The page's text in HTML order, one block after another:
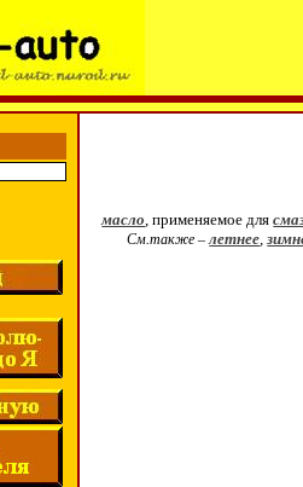
масло, применяемое для
См.также –летнее,